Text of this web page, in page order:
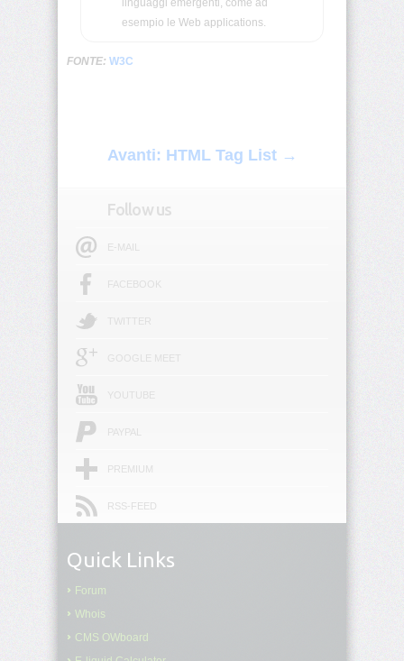
<strike>
<sup>
<table>
<tbody>
<tfoot>
<th>
<title>
<tr>
linguaggi emergenti, come ad
esempio le Web applications.
FONTE: W3C
Avanti: HTML Tag List →
Follow us
E-MAIL
FACEBOOK
TWITTER
GOOGLE MEET
YOUTUBE
PAYPAL
PREMIUM
RSS-FEED
Quick Links
Forum
Whois
CMS OWboard